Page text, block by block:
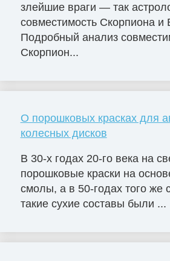
злейшие враги — так
совместимость Скорпиона и
Подробный анализ
Скорпион...
О порошковых красках для
колесных дисков
В 30-х годах 20-го века на
порошковые краски на
смолы, а в 50-годах того же
такие сухие составы были ...